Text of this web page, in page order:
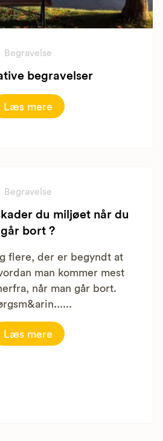
Begravelse
begravelser
Læs mere
Begravelse
du miljøet når du
går bort ?
flere, der er begyndt at
man kommer mest
når man går bort.
Læs mere